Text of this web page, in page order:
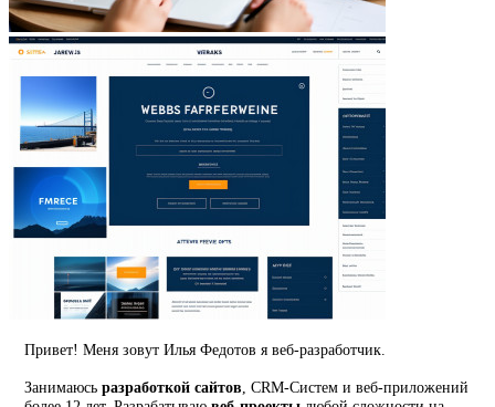
Привет! Меня зовут Илья Федотов я веб-разработчик.
Занимаюсьразработкой сайтов , CRM-Систем и веб-приложений